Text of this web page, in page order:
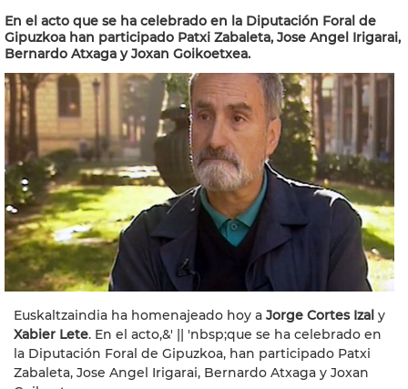
En el acto que se ha celebrado en la Diputación Foral de
Gipuzkoa han participado Patxi Zabaleta, Jose Angel Irigarai,
Bernardo Atxaga y Joxan Goikoetxea.
Euskaltzaindia ha homenajeado hoy a Jorge Cortes Izal y
Xabier Lete. En el acto,&' || 'nbsp;que se ha celebrado en
la Diputación Foral de Gipuzkoa, han participado Patxi
Zabaleta, Jose Angel Irigarai, Bernardo Atxaga y Joxan